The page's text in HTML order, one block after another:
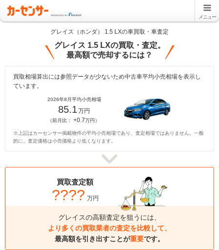
メニュー
グレイス（ホンダ） 1.5 LXの車買取・車査定
グレイス 1.5 LXの買取・査定。
最高額で売却するには？
買取相場算出には参照データが少ないため中古車平均小売相場を表示し
ています。
2026年8月平均小売相場
85.1 万円
（前月比： +0.7万円）
※上記はカーセンサー掲載物件の平均小売相場であり、査定相場ではありません。一般
的に、査定価格は小売価格より低くなります。
買取査定額
???? 万円
グレイスの高額査定を狙うには、
より多くの買取業者の査定を比較して、
最高額を引き出すことが重要です。